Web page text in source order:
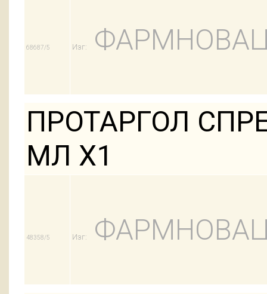
68687/5 Изг:
ПРОТАРГОЛ
МЛ Х1
48358/5 Изг: